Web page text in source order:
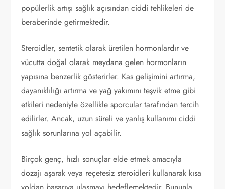
popülerlik artışı sağlık açısından ciddi tehlikeleri de
beraberinde getirmektedir.
Steroidler, sentetik olarak üretilen hormonlardır ve
vücutta doğal olarak meydana gelen hormonların
yapısına benzerlik gösterirler. Kas gelişimini artırma,
dayanıklılığı artırma ve yağ yakımını teşvik etme gibi
etkileri nedeniyle özellikle sporcular tarafından tercih
edilirler. Ancak, uzun süreli ve yanlış kullanımı ciddi
sağlık sorunlarına yol açabilir.
Birçok genç, hızlı sonuçlar elde etmek amacıyla
dozajı aşarak veya reçetesiz steroidleri kullanarak kısa